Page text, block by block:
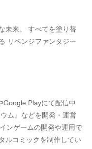
未来。 すべてを塗り替
リベンジファンタジー
Google Playにて配信中
ム』などを開発・運営
ンゲームの開発や運用で
ルコミックを制作してい